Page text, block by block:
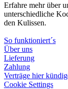
Erfahre mehr über
unterschiedliche
den Kulissen.
So funktioniert´s
Über uns
Lieferung
Zahlung
Verträge hier
Cookie Settings